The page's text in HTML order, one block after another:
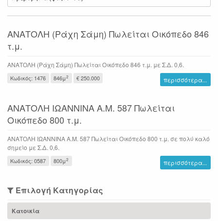
ΑΝΑΤΟΛΗ (Ράχη Σάμη) Πωλείται Οικόπεδο 846
τ.μ.
ΑΝΑΤΟΛΗ (Ράχη Σάμη) Πωλείται Οικόπεδο 846 τ.μ. με Σ.Δ. 0,6.
Κωδικός: 1476 846μ2 € 250.000 περισσότερα...
ΑΝΑΤΟΛΗ ΙΩΑΝΝΙΝΑ Α.Μ. 587 Πωλείται
Οικόπεδο 800 τ.μ.
ΑΝΑΤΟΛΗ ΙΩΑΝΝΙΝΑ Α.Μ. 587 Πωλείται Οικόπεδο 800 τ.μ. σε πολύ καλό
σημείο με Σ.Δ. 0,6.
Κωδικός: 0587 800μ2 περισσότερα...
Επιλογή Κατηγορίας
Κατοικία